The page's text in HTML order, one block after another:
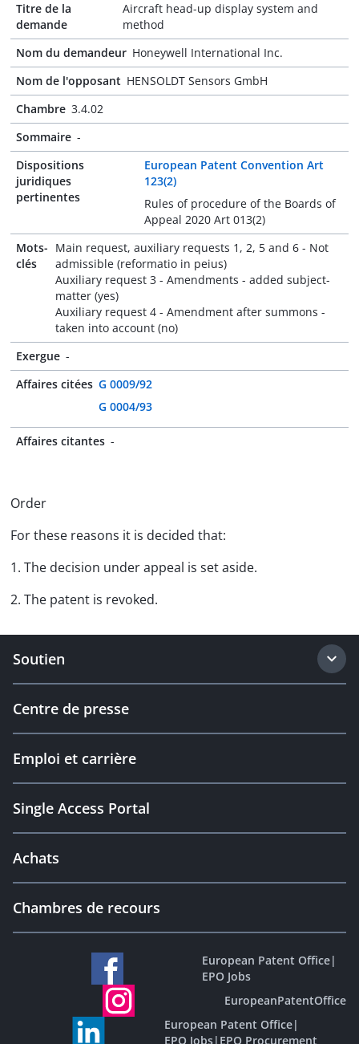
Titre de la
demande
Aircraft head-up display system and
method
Nom du demandeur Honeywell International Inc.
Nom de l'opposant HENSOLDT Sensors GmbH
Chambre 3.4.02
Sommaire -
Dispositions
juridiques
pertinentes
European Patent Convention Art
123(2)
Rules of procedure of the Boards of
Appeal 2020 Art 013(2)
Mots-
clés
Main request, auxiliary requests 1, 2, 5 and 6 - Not
admissible (reformatio in peius)
Auxiliary request 3 - Amendments - added subject-
matter (yes)
Auxiliary request 4 - Amendment after summons -
taken into account (no)
Exergue -
Affaires citées G 0009/92
G 0004/93
Affaires citantes -
Order
For these reasons it is decided that:
1. The decision under appeal is set aside.
2. The patent is revoked.
Soutien
Centre de presse
Emploi et carrière
Single Access Portal
Achats
Chambres de recours
European Patent Office|
EPO Jobs
EuropeanPatentOffice
European Patent Office|
EPO Jobs| EPO Procurement